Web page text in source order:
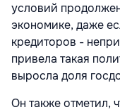
условий
экономике, даже
кредиторов -
привела такая
выросла доля
Он также отметил,